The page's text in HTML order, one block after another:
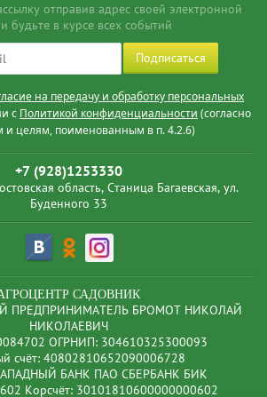
отправив адрес своей электронной
будьте в курсе всех событий
на передачу и обработку персональных
с Политикой конфиденциальности (согласно
и целям, поименованным в п. 4.2.6)
Подписаться
+7 (928)1253330
область, Станица Багаевская, ул.
Буденного 33
САДОВНИК
ПРЕДПРИНИМАТЕЛЬ БРОМОТ НИКОЛАЙ
НИКОЛАЕВИЧ
ОГРНИП: 304610325300093
счёт: 40802810652090006728
БАНК ПАО СБЕРБАНК БИК
Корсчёт: 30101810600000000602